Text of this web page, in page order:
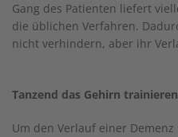
Gang des Patienten liefert
die üblichen Verfahren.
nicht verhindern, aber ihr
Tanzend das Gehirn trainieren
Um den Verlauf einer